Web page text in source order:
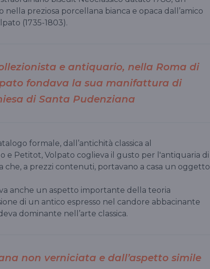
preziosa porcellana bianca e opaca dall’amico
(1735-1803).
e antiquario, nella Roma di
fondava la sua manifattura di
di Santa Pudenziana
formale, dall’antichità classica al
e Petitot, Volpato coglieva il gusto per l'antiquaria di
che, a prezzi contenuti, portavano a casa un oggetto
anche un aspetto importante della teoria
di un antico espresso nel candore abbacinante
dominante nell’arte classica.
non verniciata e dall’aspetto simile